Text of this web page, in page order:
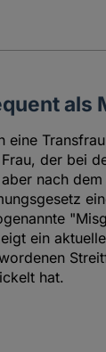
als
eine
der bei
nach
ein
hat.